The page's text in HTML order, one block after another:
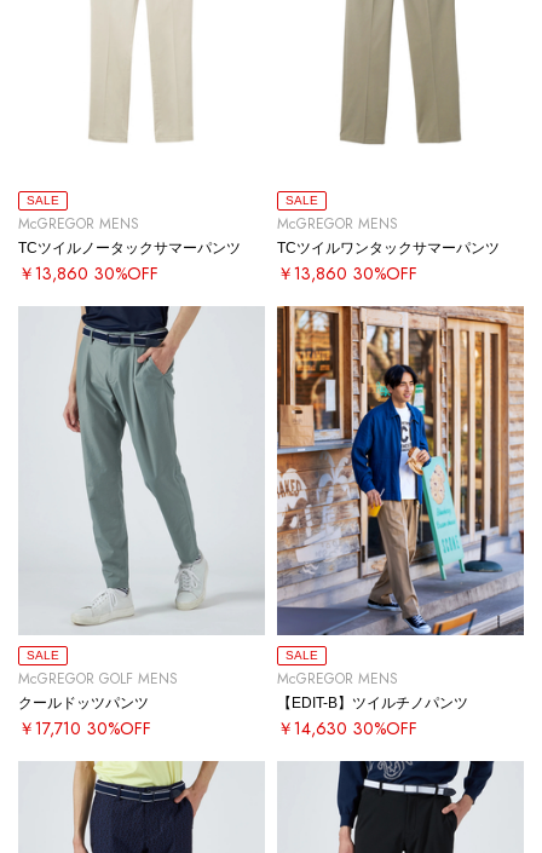
SALE
McGREGOR MENS
TCツイルノータックサマーパンツ
￥13,860 30%OFF
SALE
McGREGOR MENS
TCツイルワンタックサマーパンツ
￥13,860 30%OFF
SALE
McGREGOR GOLF MENS
クールドッツパンツ
￥17,710 30%OFF
SALE
McGREGOR MENS
【EDIT-B】ツイルチノパンツ
￥14,630 30%OFF